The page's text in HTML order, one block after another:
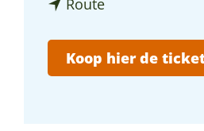
K
r
Route
a
r
Koop hier de